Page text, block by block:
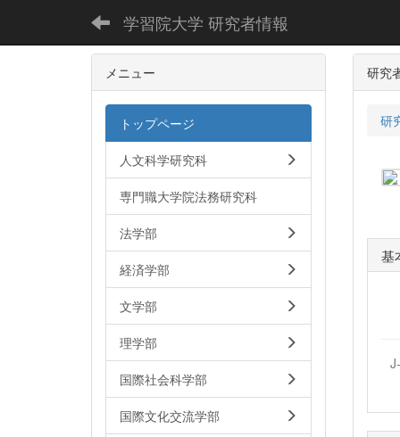
学習院大学 研究者情報
研究
研
基
メニュー
トップページ
人文科学研究科
専門職大学院法務研究科
法学部
経済学部
文学部
理学部
国際社会科学部
国際文化交流学部